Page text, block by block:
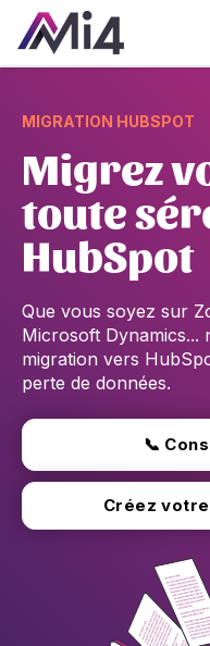
MIGRATION HUBSPOT
Migrez
toute
HubSpot
Que vous soyez sur
Microsoft Dynamics...
migration vers
perte de données.
📞
Créez